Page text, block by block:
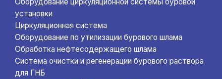
установки
Циркуляционная система
Оборудование по утилизации бурового шлама
Обработка нефтесодержащего шлама
Система очистки и регенерации бурового раствора
для ГНБ